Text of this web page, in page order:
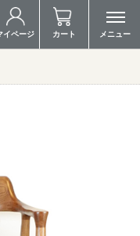
イページ カート メニュー